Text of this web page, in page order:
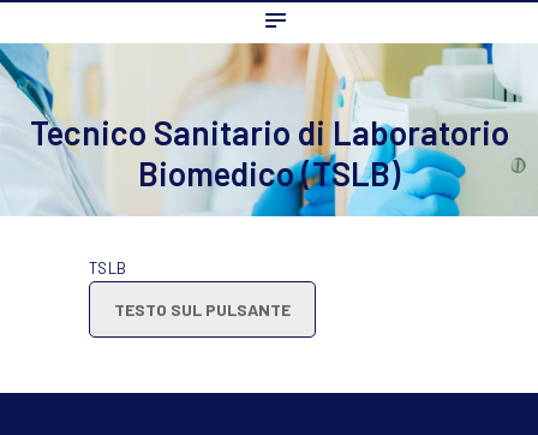
Tecnico Sanitario di Laboratorio
Biomedico (TSLB)
L’ordine
Ambito Professionale
Formazione
News
Contatti
TSLB
TESTO SUL PULSANTE